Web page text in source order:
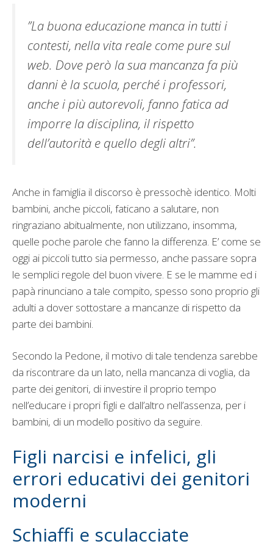
”La buona educazione manca in tutti i
contesti, nella vita reale come pure sul
web. Dove però la sua mancanza fa più
danni è la scuola, perché i professori,
anche i più autorevoli, fanno fatica ad
imporre la disciplina, il rispetto
dell’autorità e quello degli altri”.
Anche in famiglia il discorso è pressochè identico. Molti
bambini, anche piccoli, faticano a salutare, non
ringraziano abitualmente, non utilizzano, insomma,
quelle poche parole che fanno la differenza. E’ come se
oggi ai piccoli tutto sia permesso, anche passare sopra
le semplici regole del buon vivere. E se le mamme ed i
papà rinunciano a tale compito, spesso sono proprio gli
adulti a dover sottostare a mancanze di rispetto da
parte dei bambini.
Secondo la Pedone, il motivo di tale tendenza sarebbe
da riscontrare da un lato, nella mancanza di voglia, da
parte dei genitori, di investire il proprio tempo
nell’educare i propri figli e dall’altro nell’assenza, per i
bambini, di un modello positivo da seguire.
Figli narcisi e infelici, gli
errori educativi dei genitori
moderni
Schiaffi e sculacciate